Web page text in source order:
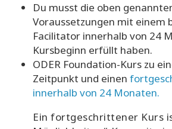
Du musst die oben
Voraussetzungen mit einem
Facilitator innerhalb von 24
Kursbeginn erfüllt haben.
ODER Foundation-Kurs zu
Zeitpunkt und einen
innerhalb von 24 Monaten.
Ein fortgeschrittener Kurs